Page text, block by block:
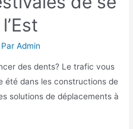
ParAdmin
des dents? Le trafic vous
été dans les constructions de
solutions de déplacements à